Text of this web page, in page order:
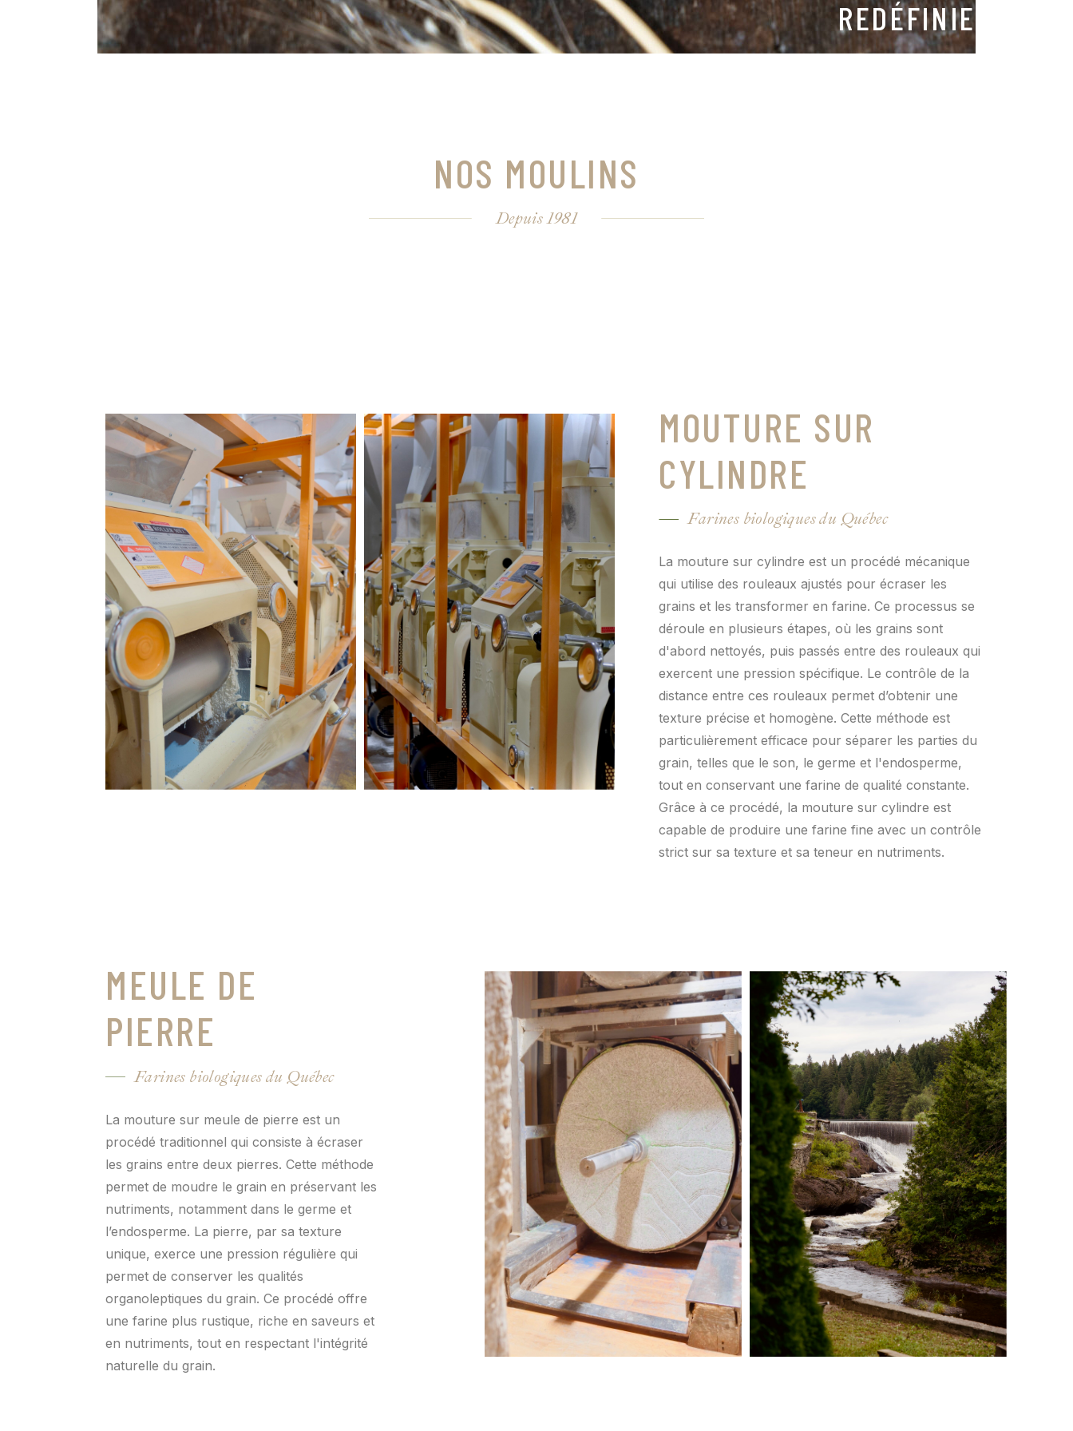
REDÉFINIE
NOS MOULINS
Depuis 1981
MOUTURE SUR
CYLINDRE
Farines biologiques du Québec
La mouture sur cylindre est un procédé mécanique
qui utilise des rouleaux ajustés pour écraser les
grains et les transformer en farine. Ce processus se
déroule en plusieurs étapes, où les grains sont
d'abord nettoyés, puis passés entre des rouleaux qui
exercent une pression spécifique. Le contrôle de la
distance entre ces rouleaux permet d’obtenir une
texture précise et homogène. Cette méthode est
particulièrement efficace pour séparer les parties du
grain, telles que le son, le germe et l'endosperme,
tout en conservant une farine de qualité constante.
Grâce à ce procédé, la mouture sur cylindre est
capable de produire une farine fine avec un contrôle
strict sur sa texture et sa teneur en nutriments.
MEULE DE
PIERRE
Farines biologiques du Québec
La mouture sur meule de pierre est un
procédé traditionnel qui consiste à écraser
les grains entre deux pierres. Cette méthode
permet de moudre le grain en préservant les
nutriments, notamment dans le germe et
l’endosperme. La pierre, par sa texture
unique, exerce une pression régulière qui
permet de conserver les qualités
organoleptiques du grain. Ce procédé offre
une farine plus rustique, riche en saveurs et
en nutriments, tout en respectant l'intégrité
naturelle du grain.